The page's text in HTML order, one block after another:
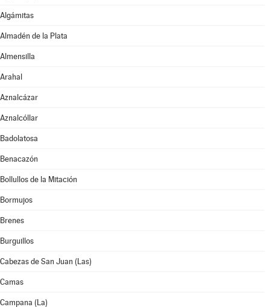
Algámitas
Almadén de la Plata
Almensilla
Arahal
Aznalcázar
Aznalcóllar
Badolatosa
Benacazón
Bollullos de la Mitación
Bormujos
Brenes
Burguillos
Cabezas de San Juan (Las)
Camas
Campana (La)